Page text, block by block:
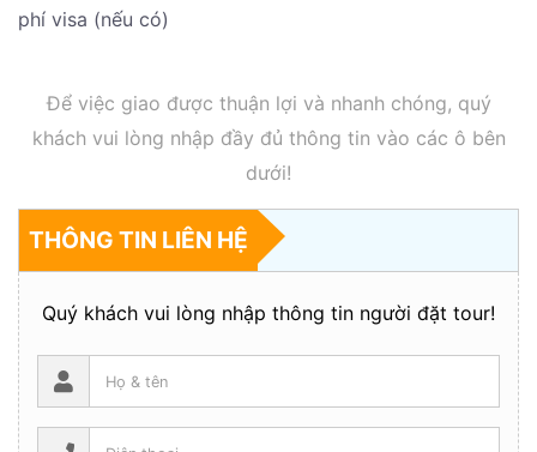
phí visa (nếu có)
Để việc giao được thuận lợi và nhanh chóng, quý
khách vui lòng nhập đầy đủ thông tin vào các ô bên
dưới!
THÔNG TIN LIÊN HỆ
Quý khách vui lòng nhập thông tin người đặt tour!